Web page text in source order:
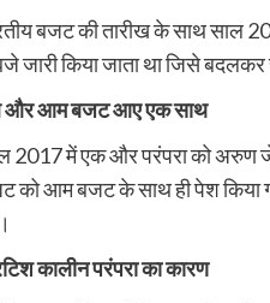
बजट की तारीख के साथ साल
जारी किया जाता था जिसे
और आम बजट आए एक साथ
2017 में एक और परंपरा को अरुण
को आम बजट के साथ ही पेश किया
कालीन परंपरा का कारण